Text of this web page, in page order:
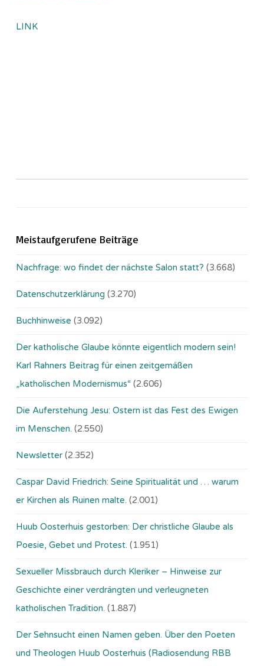
LINK
Meistaufgerufene Beiträge
Nachfrage: wo findet der nächste Salon statt? (3.668)
Datenschutzerklärung (3.270)
Buchhinweise (3.092)
Der katholische Glaube könnte eigentlich modern sein!
Karl Rahners Beitrag für einen zeitgemäßen
„katholischen Modernismus“ (2.606)
Die Auferstehung Jesu: Ostern ist das Fest des Ewigen
im Menschen. (2.550)
Newsletter (2.352)
Caspar David Friedrich: Seine Spiritualität und … warum
er Kirchen als Ruinen malte. (2.001)
Huub Oosterhuis gestorben: Der christliche Glaube als
Poesie, Gebet und Protest. (1.951)
Sexueller Missbrauch durch Kleriker – Hinweise zur
Geschichte einer verdrängten und verleugneten
katholischen Tradition. (1.887)
Der Sehnsucht einen Namen geben. Über den Poeten
und Theologen Huub Oosterhuis (Ra­dio­sen­dung RBB